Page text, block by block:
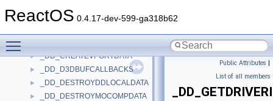
ReactOS 0.4.17-dev-599-ga318b62
► _DD_CREATEPALETTEDATA
► _DD_CREATEVPORTDATA
► _DD_D3DBUFCALLBACKS
► _DD_DESTROYDDLOCALDATA
► _DD_DESTROYMOCOMPDATA
Public Attributes |
List of all members